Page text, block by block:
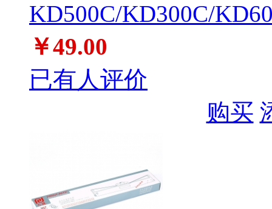
KD500C/KD300C/
￥49.00
已有人评价
购买